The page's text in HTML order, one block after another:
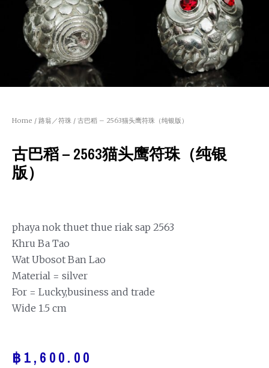
Home / 路翁／符珠 / 古巴稻 – 2563猫头鹰符珠（纯银版）
古巴稻 – 2563猫头鹰符珠（纯银
版）
phaya nok thuet thue riak sap 2563
Khru Ba Tao
Wat Ubosot Ban Lao
Material = silver
For = Lucky,business and trade
Wide 1.5 cm
฿ 1,600.00